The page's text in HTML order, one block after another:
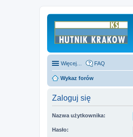
Więcej… FAQ
Wykaz forów
Zaloguj się
Nazwa użytkownika:
Hasło: